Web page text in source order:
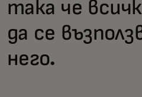
така че
да се
него.